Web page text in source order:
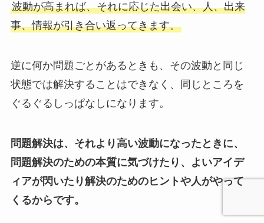
波動が高まれば、それに応じた出会い、人、出来
事、情報が引き合い返ってきます。
逆に何か問題ごとがあるときも、その波動と同じ
状態では解決することはできなく、同じところを
ぐるぐるしっぱなしになります。
問題解決は、それより高い波動になったときに、
問題解決のための本質に気づけたり、よいアイデ
ィアが閃いたり解決のためのヒントや人がやって
くるからです。